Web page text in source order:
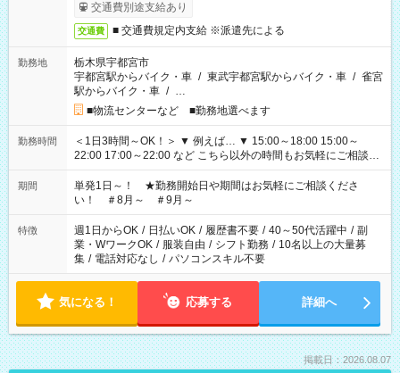
交通費別途支給あり
交通費 ■ 交通費規定内支給 ※派遣先による
勤務地
栃木県宇都宮市
宇都宮駅からバイク・車 / 東武宇都宮駅からバイク・車 / 雀宮
駅からバイク・車 / …
■物流センターなど ■勤務地選べます
勤務時間
＜1日3時間～OK！＞ ▼ 例えば… ▼ 15:00～18:00 15:00～
22:00 17:00～22:00 など こちら以外の時間もお気軽にご相談く
ださい！
期間
単発1日～！ ★勤務開始日や期間はお気軽にご相談くださ
い！ ＃8月～ ＃9月～
特徴 週1日からOK / 日払いOK / 履歴書不要 / 40～50代活躍中 / 副
業・WワークOK / 服装自由 / シフト勤務 / 10名以上の大量募
集 / 電話対応なし / パソコンスキル不要
気になる！ 応募する 詳細へ
掲載日：2026.08.07